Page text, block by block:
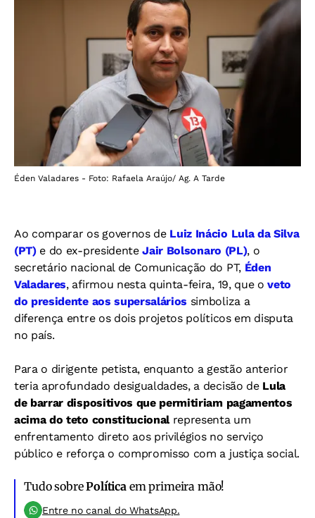
Éden Valadares - Foto: Rafaela Araújo/ Ag. A Tarde
Ao comparar os governos de Luiz Inácio Lula da Silva
(PT)e do ex-presidenteJair Bolsonaro (PL), o
secretário nacional de Comunicação do PT, Éden
Valadares, afirmou nesta quinta-feira, 19, que oveto
do presidente aos supersalários simboliza a
diferença entre os dois projetos políticos em disputa
no país.
Para o dirigente petista, enquanto a gestão anterior
teria aprofundado desigualdades, a decisão de Lula
de barrar dispositivos que permitiriam pagamentos
acima do teto constitucional representa um
enfrentamento direto aos privilégios no serviço
público e reforça o compromisso com a justiça social.
Tudo sobrePolítica em primeira mão!
Entre no canal do WhatsApp.